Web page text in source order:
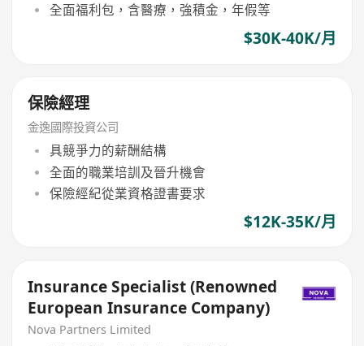
全面福利包，含醫療，強積金，年假等
$30K-40K/月
保險經理
金逸國際投資公司
具競爭力的薪酬結構
全面的職業培訓及晉升機會
保險經紀從業資格證書要求
$12K-35K/月
Insurance Specialist (Renowned
European Insurance Company)
Nova Partners Limited